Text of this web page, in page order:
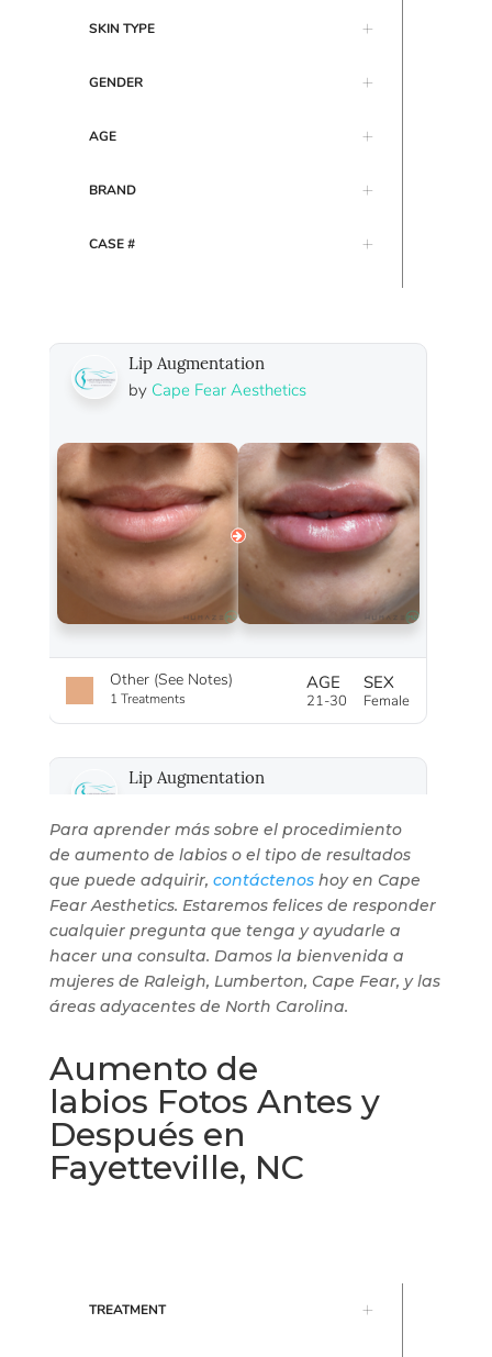
Para aprender más sobre el procedimiento
de aumento de labios o el tipo de resultados
que puede adquirir, contáctenoshoy en Cape
Fear Aesthetics. Estaremos felices de responder
cualquier pregunta que tenga y ayudarle a
hacer una consulta. Damos la bienvenida a
mujeres de Raleigh, Lumberton, Cape Fear, y las
áreas adyacentes de North Carolina.
Aumento de
labios Fotos Antes y
Después en
Fayetteville, NC